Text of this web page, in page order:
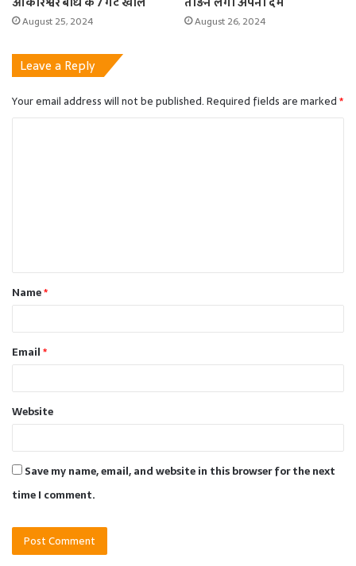
August 25, 2024 August 26, 2024
Leave a Reply
Your email address will not be published.Required fields are marked*
t
*Name*
Email*
Website
Save my name, email, and website in this browser for the next
time I comment.